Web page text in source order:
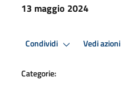
13 maggio 2024
Condividi Vedi azioni
Categorie: